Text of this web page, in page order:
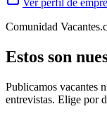
Ver perfil de
Comunidad
Estos son
Publicamos vacantes
entrevistas. Elige por